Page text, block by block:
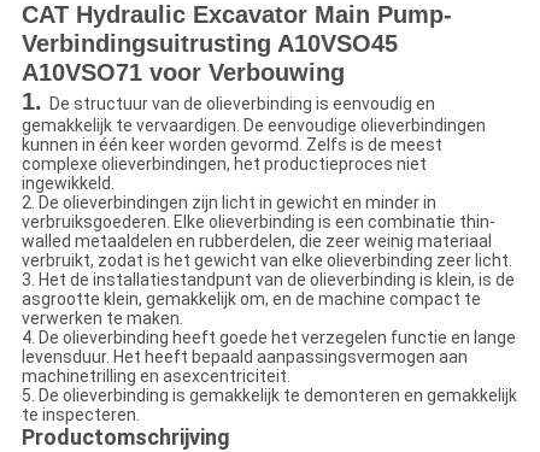
CAT Hydraulic Excavator Main Pump-
Verbindingsuitrusting A10VSO45
A10VSO71 voor Verbouwing
1. De structuur van de olieverbinding is eenvoudig en
gemakkelijk te vervaardigen. De eenvoudige olieverbindingen
kunnen in één keer worden gevormd. Zelfs is de meest
complexe olieverbindingen, het productieproces niet
ingewikkeld.
2. De olieverbindingen zijn licht in gewicht en minder in
verbruiksgoederen. Elke olieverbinding is een combinatie thin-
walled metaaldelen en rubberdelen, die zeer weinig materiaal
verbruikt, zodat is het gewicht van elke olieverbinding zeer licht.
3. Het de installatiestandpunt van de olieverbinding is klein, is de
asgrootte klein, gemakkelijk om, en de machine compact te
verwerken te maken.
4. De olieverbinding heeft goede het verzegelen functie en lange
levensduur. Het heeft bepaald aanpassingsvermogen aan
machinetrilling en asexcentriciteit.
5. De olieverbinding is gemakkelijk te demonteren en gemakkelijk
te inspecteren.
Productomschrijving